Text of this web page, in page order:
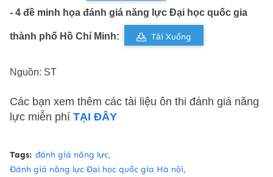
- 4 đề minh họa đánh giá năng lực Đại học quốc gia
thành phố Hồ Chí Minh: Tải Xuống
Nguồn: ST
Các bạn xem thêm các tài liệu ôn thi đánh giá năng
lực miễn phí TẠI ĐÂY
Tags: đánh giá năng lực
Đánh giá năng lực Đại học quốc gia Hà nội